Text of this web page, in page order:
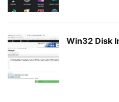
Win32 Disk